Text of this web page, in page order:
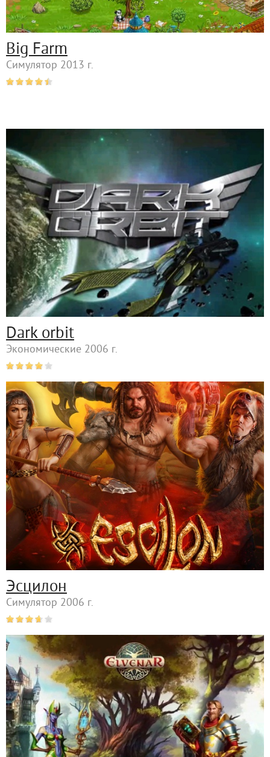
Big Farm
Симулятор 2013 г.
Dark orbit
Экономические 2006 г.
Эсцилон
Симулятор 2006 г.